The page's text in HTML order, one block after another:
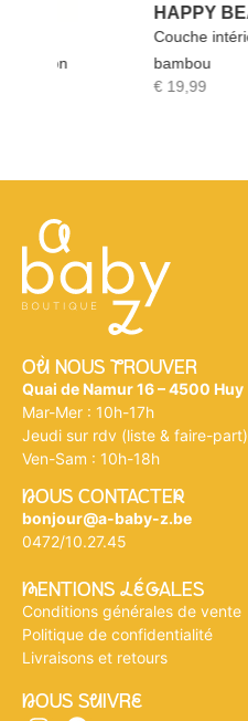
HAPPY BEAR
Couche intérieure en
Où NOUS tROUVER
Quai de Namur 16 – 4500 Huy
Mar-Mer : 10h-17h
Jeudi sur rdv (liste & faire-part)
Ven-Sam : 10h-18h
nOUS CONTACTEr
bonjour@a-baby-z.be
0472/10.27.45
mENTIONS légALES
Conditions générales de vente
Politique de confidentialité
Livraisons et retours
nOUS SuIVRe